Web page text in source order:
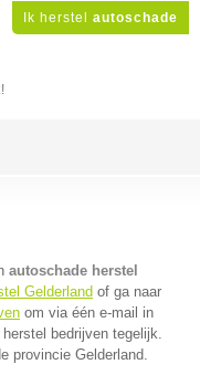
Ik herstel autoschade
autoschade herstel
Gelderland of ga naar
om via één e-mail in
bedrijven tegelijk.
provincie Gelderland.